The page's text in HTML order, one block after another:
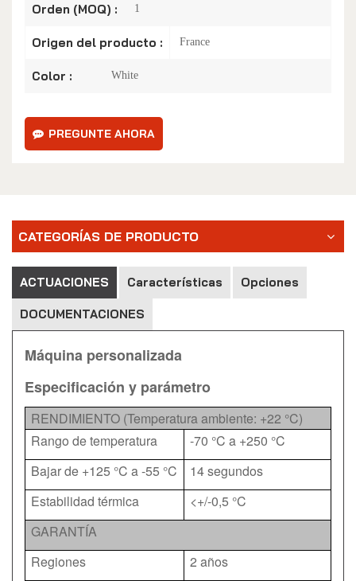
Orden (MOQ) : 1
Origen del producto : France
Color : White
PREGUNTE AHORA
CATEGORÍAS DE PRODUCTO
ACTUACIONES Características Opciones
DOCUMENTACIONES
Máquina personalizada
Especificación y parámetro
RENDIMIENTO (Temperatura ambiente: +22 °C)
Rango de temperatura
-70 °C a +250 °C
Bajar de +125 °C a -55 °C
14 segundos
Estabilidad térmica
<+/-0,5 °C
GARANTÍA
Regiones
2 años